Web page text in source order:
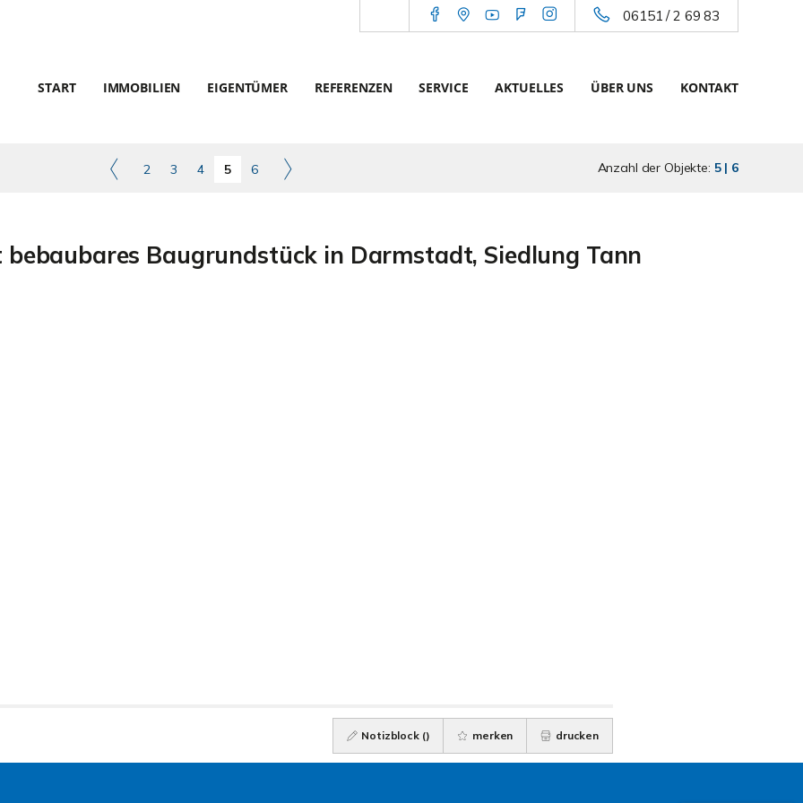
06151 / 2 69 83
START IMMOBILIEN EIGENTÜMER REFERENZEN SERVICE AKTUELLES ÜBER UNS KONTAKT
2 3 4 5 6 Anzahl der Objekte: 5 | 6
bebaubares Baugrundstück in Darmstadt, Siedlung Tann
Notizblock () merken drucken